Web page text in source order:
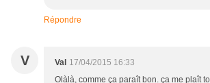
Répondre
V Val 17/04/2015 16:33
Olàlà, comme ça paraît bon. ça me plaît